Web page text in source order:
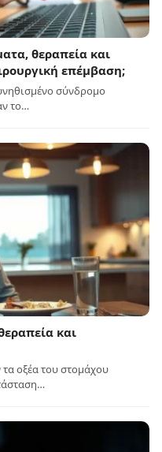
θεραπεία και
επέμβαση;
σύνδρομο
το…
και
οξέα του στομάχου